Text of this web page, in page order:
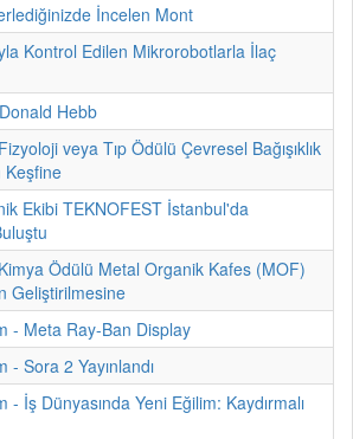
İncelen Mont
Kontrol Edilen Mikrorobotlarla İlaç
Hebb
veya Tıp Ödülü Çevresel Bağışıklık
Keşfine
Ekibi TEKNOFEST İstanbul'da
Ödülü Metal Organik Kafes (MOF)
Geliştirilmesine
- Meta Ray-Ban Display
- Sora 2 Yayınlandı
- İş Dünyasında Yeni Eğilim: Kaydırmalı